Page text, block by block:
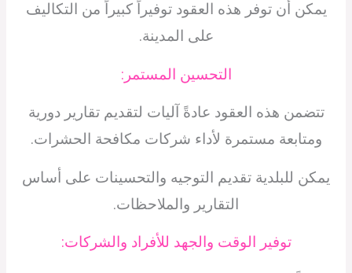
يمكن أن توفر هذه العقود توفيراً كبيراً من التكاليف
على المدينة.
التحسين المستمر:
تتضمن هذه العقود عادةً آليات لتقديم تقارير دورية
ومتابعة مستمرة لأداء شركات مكافحة الحشرات.
يمكن للبلدية تقديم التوجيه والتحسينات على أساس
التقارير والملاحظات.
توفير الوقت والجهد للأفراد والشركات: